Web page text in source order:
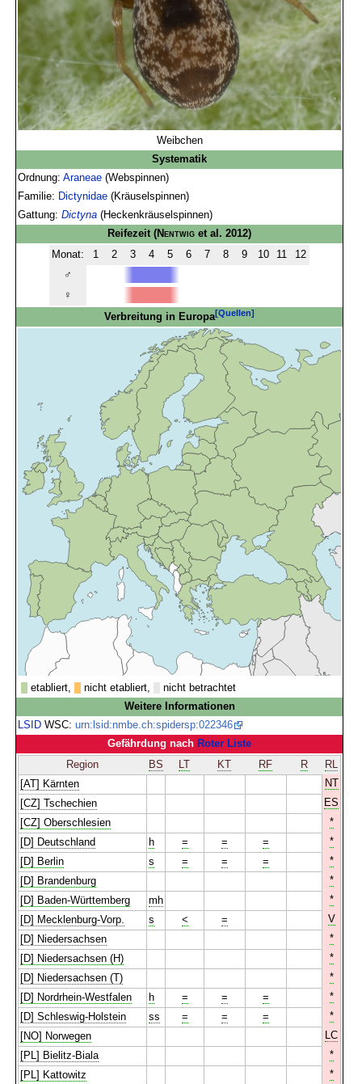
Weibchen
Systematik
Ordnung:Araneae (Webspinnen)
Familie: Dictynidae (Kräuselspinnen)
Gattung:Dictyna (Heckenkräuselspinnen)
Reifezeit(Nentwig et al. 2012)
Monat:
1 2 3 4 5 6 7 8 9 10 11
12
♂
♀
Verbreitung in Europa[Quellen]
etabliert, nicht etabliert,
nicht betrachtet
Weitere Informationen
LSID WSC:urn:lsid:nmbe.ch:spidersp:022346
Gefährdung nach Roter Liste
Region
BS LT KT RF R
RL
[AT] Kärnten
NT
[CZ] Tschechien
ES
[CZ] Oberschlesien
*
[D] Deutschland
h = = =
*
[D] Berlin
s = = =
*
[D] Brandenburg
*
[D] Baden-Württemberg
mh
*
[D] Mecklenburg-Vorp.
s < =
V
[D] Niedersachsen
*
[D] Niedersachsen (H)
*
[D] Niedersachsen (T)
*
[D] Nordrhein-Westfalen
h = = =
*
[D] Schleswig-Holstein
ss = = =
*
[NO] Norwegen
LC
[PL] Bielitz-Biala
*
[PL] Kattowitz
*